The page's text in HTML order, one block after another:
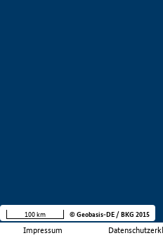
Impressum
100 km © Geobasis-DE / BKG 2015